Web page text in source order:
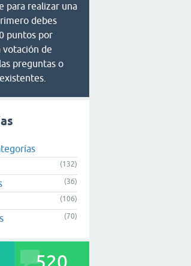
para realizar una
debes
puntos por
votación de
preguntas o
(132)
(36)
(106)
(70)
520